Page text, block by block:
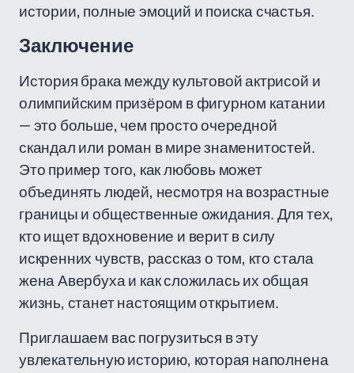
истории, полные эмоций и поиска счастья.
Заключение
История брака между культовой актрисой и
олимпийским призёром в фигурном катании
— это больше, чем просто очередной
скандал или роман в мире знаменитостей.
Это пример того, как любовь может
объединять людей, несмотря на возрастные
границы и общественные ожидания. Для тех,
кто ищет вдохновение и верит в силу
искренних чувств, рассказ о том, кто стала
жена Авербуха и как сложилась их общая
жизнь, станет настоящим открытием.
Приглашаем вас погрузиться в эту
увлекательную историю, которая наполнена